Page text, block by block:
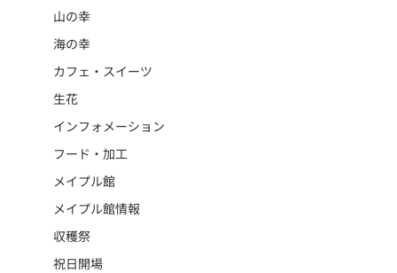
山の幸
海の幸
カフェ・スイーツ
生花
インフォメーション
フード・加工
メイプル館
メイプル館情報
収穫祭
祝日開場